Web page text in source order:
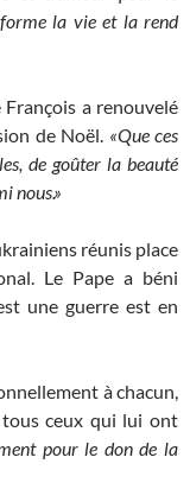
la vie et la rend
François a renouvelé
de Noël. «Que ces
de goûter la beauté
nous.»
réunis place
Le Pape a béni
une guerre est en
à chacun,
tous ceux qui lui ont
pour le don de la